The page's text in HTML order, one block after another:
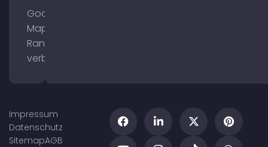
Google
Maps
Ranking
verbessern
Impressum
Datenschutz
SitemapAGB